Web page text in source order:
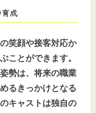
成
笑顔や接客対応か
ことができます。
勢は、将来の職業
るきっかけとなる
キャストは独自の